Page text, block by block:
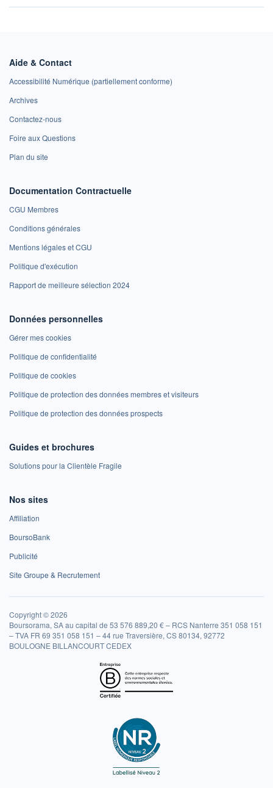
Aide & Contact
Accessibilité Numérique (partiellement conforme)
Archives
Contactez-nous
Foire aux Questions
Plan du site
Documentation Contractuelle
CGU Membres
Conditions générales
Mentions légales et CGU
Politique d'exécution
Rapport de meilleure sélection 2024
Données personnelles
Gérer mes cookies
Politique de confidentialité
Politique de cookies
Politique de protection des données membres et visiteurs
Politique de protection des données prospects
Guides et brochures
Solutions pour la Clientèle Fragile
Nos sites
Affiliation
BoursoBank
Publicité
Site Groupe & Recrutement
Copyright © 2026
Boursorama, SA au capital de 53 576 889,20 € – RCS Nanterre 351 058 151
– TVA FR 69 351 058 151 – 44 rue Traversière, CS 80134, 92772
BOULOGNE BILLANCOURT CEDEX